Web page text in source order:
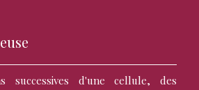
successives d'une cellule, des